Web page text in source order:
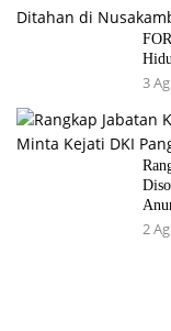
3
2